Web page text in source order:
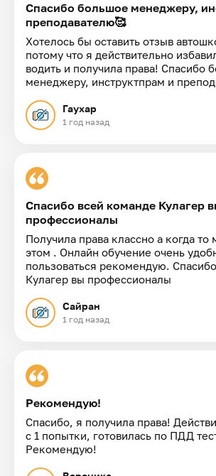
Спасибо большое менеджеру,
преподавателю🥰
Хотелось бы оставить отзыв
потому что я действительно
водить и получила права! Спасибо
менеджеру, инструктпрам и
Гаухар
1 год назад
Спасибо всей команде Кулагер
профессионалы
Получила права классно а когда то
этом . Онлайн обучение очень
пользоваться рекомендую.
Кулагер вы профессионалы
Сайран
1 год назад
Рекомендую!
Спасибо, я получила права!
с 1 попытки, готовилась по ПДД
Рекомендую!